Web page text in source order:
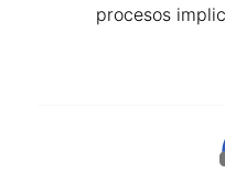
procesos